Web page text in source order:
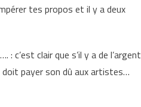
tes propos et il y a deux
clair que s’il y a de l’argent
doit payer son dû aux artistes…